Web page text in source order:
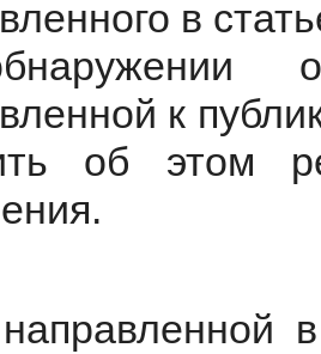
в
к
об этом